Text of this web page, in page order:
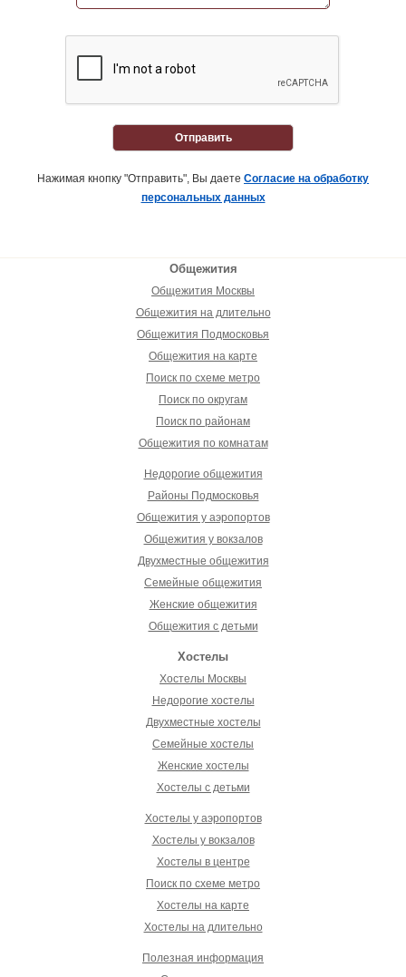
Отправить
Нажимая кнопку "Отправить", Вы даете Согласие на обработку
персональных данных
Общежития
Общежития Москвы
Общежития на длительно
Общежития Подмосковья
Общежития на карте
Поиск по схеме метро
Поиск по округам
Поиск по районам
Общежития по комнатам
Недорогие общежития
Районы Подмосковья
Общежития у аэропортов
Общежития у вокзалов
Двухместные общежития
Семейные общежития
Женские общежития
Общежития с детьми
Хостелы
Хостелы Москвы
Недорогие хостелы
Двухместные хостелы
Семейные хостелы
Женские хостелы
Хостелы с детьми
Хостелы у аэропортов
Хостелы у вокзалов
Хостелы в центре
Поиск по схеме метро
Хостелы на карте
Хостелы на длительно
Полезная информация